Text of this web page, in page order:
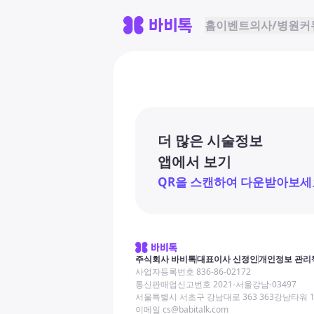
홈이벤트의사/병원커
더 많은 시술정보
앱에서 보기
QR을 스캔하여 다운받아보세
주식회사 바비톡대표이사 신정인개인정보 관리
사업자등록번호 836-86-02172
통신판매업신고번호 2021-서울강남-03497
서울특별시 서초구 강남대로 363 363강남타워
이메일 cs@babitalk.com